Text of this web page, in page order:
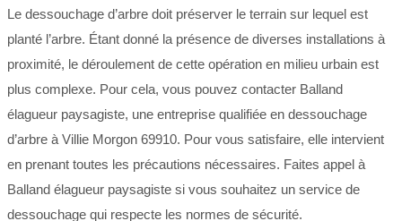
Le dessouchage d’arbre doit préserver le terrain sur lequel est
planté l’arbre. Étant donné la présence de diverses installations à
proximité, le déroulement de cette opération en milieu urbain est
plus complexe. Pour cela, vous pouvez contacter Balland
élagueur paysagiste, une entreprise qualifiée en dessouchage
d’arbre à Villie Morgon 69910. Pour vous satisfaire, elle intervient
en prenant toutes les précautions nécessaires. Faites appel à
Balland élagueur paysagiste si vous souhaitez un service de
dessouchage qui respecte les normes de sécurité.